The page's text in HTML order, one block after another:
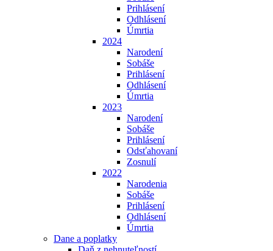
Prihlásení
Odhlásení
Úmrtia
2024
Narodení
Sobáše
Prihlásení
Odhlásení
Úmrtia
2023
Narodení
Sobáše
Prihlásení
Odsťahovaní
Zosnulí
2022
Narodenia
Sobáše
Prihlásení
Odhlásení
Úmrtia
Dane a poplatky